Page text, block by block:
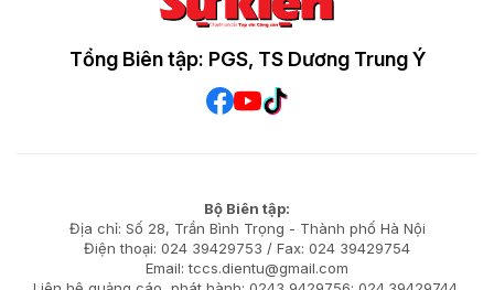
Tổng Biên tập: PGS, TS Dương Trung Ý
Bộ Biên tập:
Địa chỉ: Số 28, Trần Bình Trọng - Thành phố Hà Nội
Điện thoại: 024 39429753 / Fax: 024 39429754
Email: tccs.dientu@gmail.com